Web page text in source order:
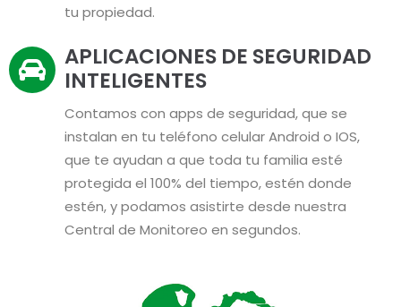
tu propiedad.
APLICACIONES DE SEGURIDAD
INTELIGENTES
Contamos con apps de seguridad, que se
instalan en tu teléfono celular Android o IOS,
que te ayudan a que toda tu familia esté
protegida el 100% del tiempo, estén donde
estén, y podamos asistirte desde nuestra
Central de Monitoreo en segundos.